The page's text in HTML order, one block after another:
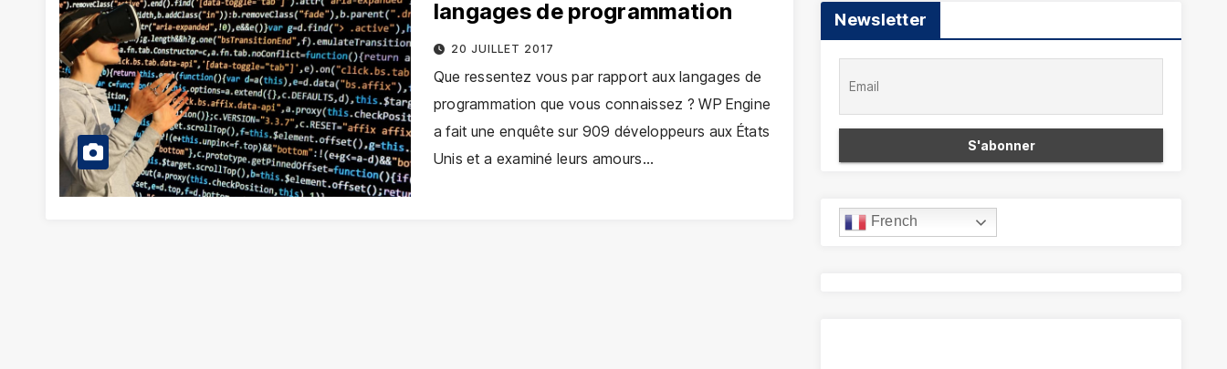
langages de programmation
20 JUILLET 2017
Que ressentez vous par rapport aux langages de
programmation que vous connaissez ? WP Engine
a fait une enquête sur 909 développeurs aux États
Unis et a examiné leurs amours…
Newsletter
French